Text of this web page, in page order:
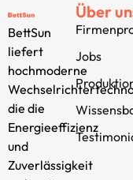
BettSun
liefert
hochmoderne
die die
Energieeffizienz
und
Zuverlässigkeit
Über
Jobs